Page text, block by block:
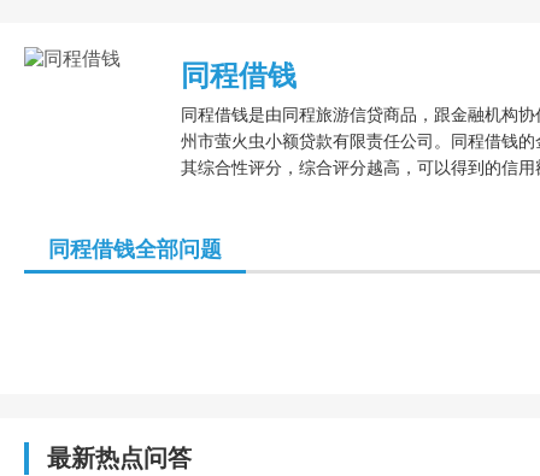
同程借钱
同程借钱是由同程旅游信贷商品，跟金融机构
州市萤火虫小额贷款有限责任公司。同程借钱
其综合性评分，综合评分越高，可以得到的信
同程借钱全部问题
最新热点问答